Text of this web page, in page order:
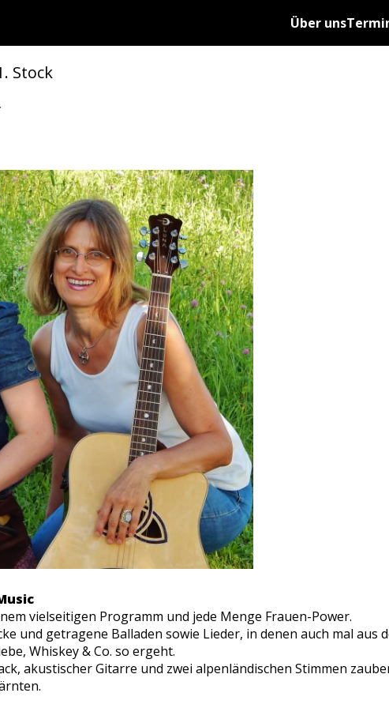
Über uns
Stock
vielseitigen Programm und jede Menge Frauen-Power.
und getragene Balladen sowie Lieder, in denen auch mal aus
Whiskey & Co. so ergeht.
akustischer Gitarre und zwei alpenländischen Stimmen